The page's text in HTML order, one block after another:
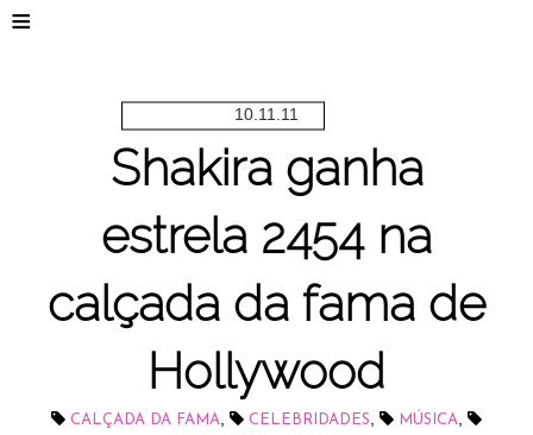
≡
10.11.11
Shakira ganha
estrela 2454 na
calçada da fama de
Hollywood
CALÇADA DA FAMA, CELEBRIDADES, MÚSICA,